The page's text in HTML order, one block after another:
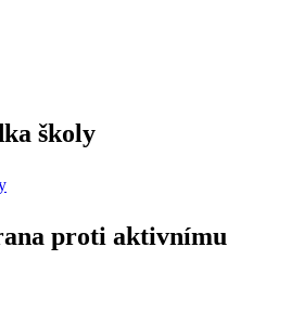
školy
proti aktivnímu